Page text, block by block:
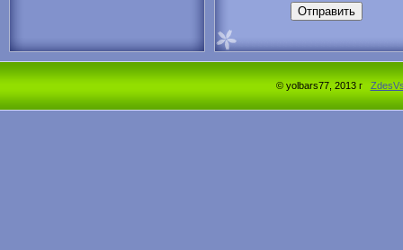
Отправить
© yolbars77, 2013 г